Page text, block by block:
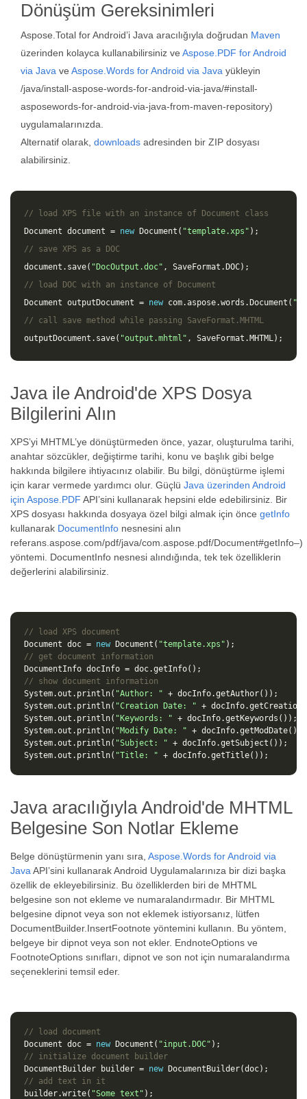
Dönüşüm Gereksinimleri
Aspose.Total for Android’i Java aracılığıyla doğrudan Maven
üzerinden kolayca kullanabilirsiniz ve Aspose.PDF for Android
via Java ve Aspose.Words for Android via Java yükleyin
/java/install-aspose-words-for-android-via-java/#install-
asposewords-for-android-via-java-from-maven-repository)
uygulamalarınızda.
Alternatif olarak, downloads adresinden bir ZIP dosyası
alabilirsiniz.
// load XPS file with an instance of Document class
Document document = new Document ( "template.xps" );
// save XPS as a DOC
document . save( "DocOutput.doc" , SaveFormat . DOC);
// load DOC with an instance of Document
Document outputDocument = new com.aspose.words . Document (
// call save method while passing SaveFormat.MHTML
outputDocument . save( "output.mhtml" , SaveFormat . MHTML);
Java ile Android'de XPS Dosya
Bilgilerini Alın
XPS’yi MHTML’ye dönüştürmeden önce, yazar, oluşturulma tarihi,
anahtar sözcükler, değiştirme tarihi, konu ve başlık gibi belge
hakkında bilgilere ihtiyacınız olabilir. Bu bilgi, dönüştürme işlemi
için karar vermede yardımcı olur. Güçlü Java üzerinden Android
için Aspose.PDF API’sini kullanarak hepsini elde edebilirsiniz. Bir
XPS dosyası hakkında dosyaya özel bilgi almak için önce getInfo
kullanarak DocumentInfo nesnesini alın
referans.aspose.com/pdf/java/com.aspose.pdf/Document#getInfo–)
yöntemi. DocumentInfo nesnesi alındığında, tek tek özelliklerin
değerlerini alabilirsiniz.
// load XPS document
Document doc = new Document ( "template.xps" );
// get document information
DocumentInfo docInfo = doc.getInfo();
// show document information
System.out . println( "Author: " + docInfo.getAuthor());
System.out . println( "Creation Date: " + docInfo.
System.out . println( "Keywords: " + docInfo.getKeywords ());
System.out . println( "Modify Date: " + docInfo.getModDate());
System.out . println( "Subject: " + docInfo.getSubject ());
System.out . println( "Title: " + docInfo.getTitle());
Java aracılığıyla Android'de MHTML
Belgesine Son Notlar Ekleme
Belge dönüştürmenin yanı sıra, Aspose.Words for Android via
Java API’sini kullanarak Android Uygulamalarınıza bir dizi başka
özellik de ekleyebilirsiniz. Bu özelliklerden biri de MHTML
belgesine son not ekleme ve numaralandırmadır. Bir MHTML
belgesine dipnot veya son not eklemek istiyorsanız, lütfen
DocumentBuilder.InsertFootnote yöntemini kullanın. Bu yöntem,
belgeye bir dipnot veya son not ekler. EndnoteOptions ve
FootnoteOptions sınıfları, dipnot ve son not için numaralandırma
seçeneklerini temsil eder.
// load document
Document doc = new Document ( "input.DOC" );
// initialize document builder
DocumentBuilder
builder = new DocumentBuilder(doc);
// add text in it
builder.write( "Some text" );